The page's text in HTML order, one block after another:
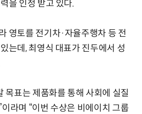
을 인정 받고 있다.
영토를 전기차·자율주행차 등 전
는데, 최영식 대표가 진두에서 성
목표는 제품화를 통해 사회에 실질
라며 “이번 수상은 비에이치 그룹